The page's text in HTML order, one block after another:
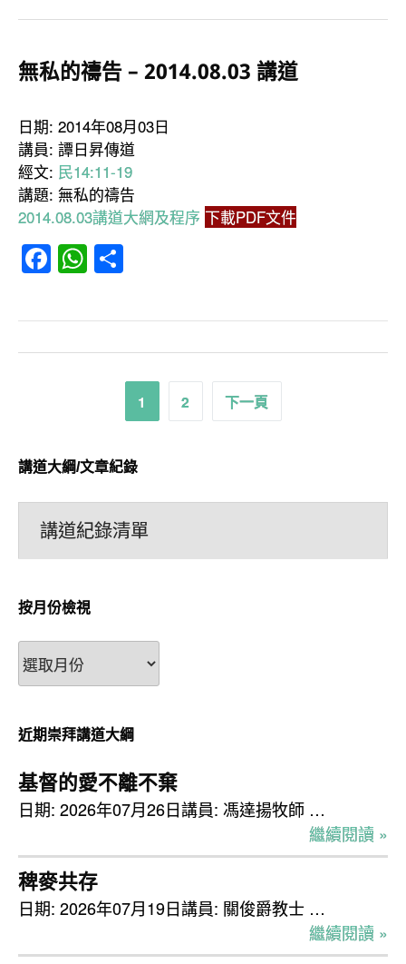
無私的禱告 – 2014.08.03 講道
日期: 2014年08月03日
講員: 譚日昇傳道
經文: 民14:11-19
講題: 無私的禱告
2014.08.03講道大網及程序 下載PDF文件
Facebook
WhatsApp
分
頁
1 2 下一頁
講道大綱/文章紀錄
講道紀錄清單
按月份檢視
按
月
檢
視
近期崇拜講道大綱
基督的愛不離不棄
日期: 2026年07月26日講員: 馮達揚牧師 …
繼續閱讀 »
稗麥共存
日期: 2026年07月19日講員: 關俊爵教士 …
繼續閱讀 »